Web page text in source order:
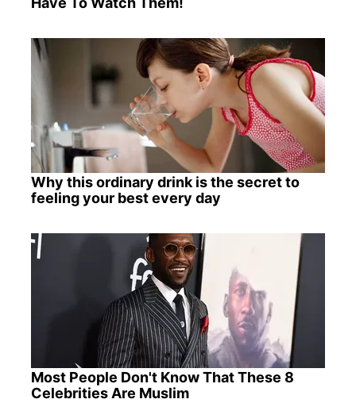
Why this ordinary drink is the secret to
feeling your best every day
Most People Don't Know That These 8
Celebrities Are Muslim